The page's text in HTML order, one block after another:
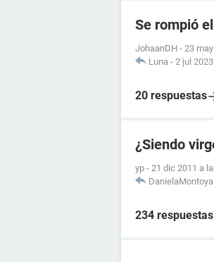
Se rompió
JohaanDH - 23
Luna - 2 jul
20 respuestas
¿Siendo
yp - 21 dic 2011 a
DanielaMontoya
234 respuestas